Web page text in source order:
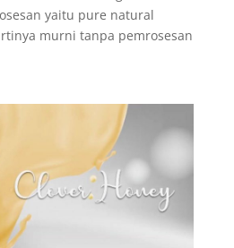
yaitu pure natural
murni tanpa pemrosesan